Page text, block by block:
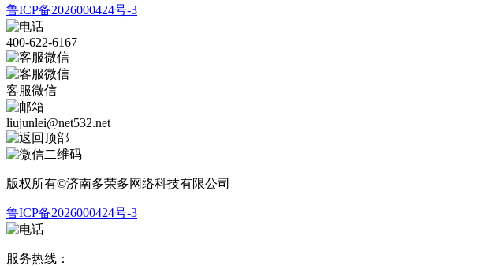
鲁ICP备2026000424号-3
400-622-6167
客服微信
liujunlei@net532.net
版权所有©济南多荣多网络科技有限公司
鲁ICP备2026000424号-3
服务热线：